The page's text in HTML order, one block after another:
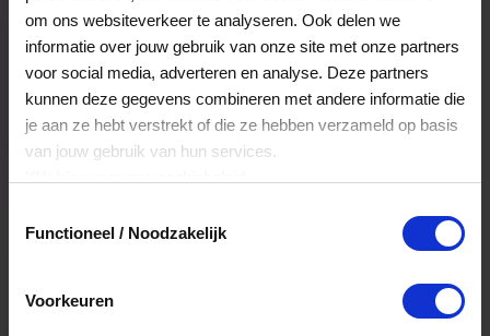
om ons websiteverkeer te analyseren. Ook delen we
informatie over jouw gebruik van onze site met onze partners
voor social media, adverteren en analyse. Deze partners
kunnen deze gegevens combineren met andere informatie die
je aan ze hebt verstrekt of die ze hebben verzameld op basis
van jouw gebruik van hun services.
Functioneel / Noodzakelijk
Voorkeuren
Veelgestelde Vragen
Hoelang blijft mijn saldo geldig?
Het volledige saldo op de VVV cadeaukaart
is minimaal drie jaar geldig.
Kan ik het saldo in delen besteden?
cadeaukaart in delen uitgeven.